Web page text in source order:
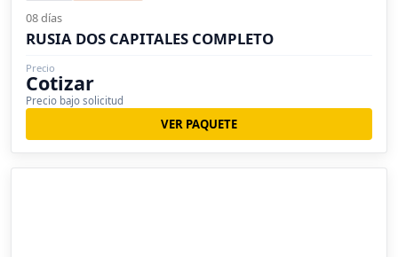
08 días
RUSIA DOS CAPITALES COMPLETO
Precio
Cotizar
Precio bajo solicitud
VER PAQUETE